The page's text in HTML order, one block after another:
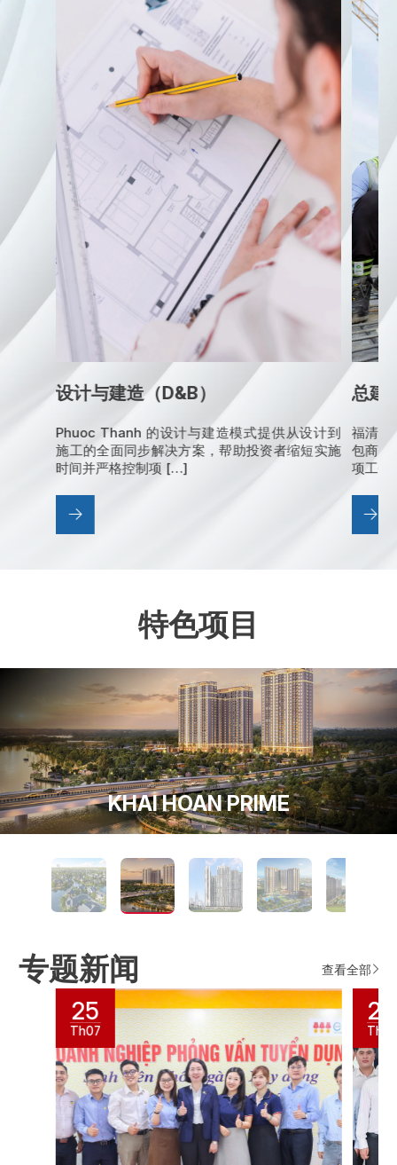
设计与建造（D&B）
Phuoc Thanh 的设计与建造模式提供从设计到
施工的全面同步解决方案，帮助投资者缩短实施
时间并严格控制项 […]
总建
福清公
包商，
项工作
特色项目
PHÂN KHU 9 – RETREAT ISLAND |
ECO RETREAT LONG AN
KHAI HOAN PRIME
HAPPY ONE MORI LÁI THIÊU
SETIA EDENIA
MASTERI TRINITY SQUARE
DESTINO CENTRO
FIATO AIRPORT CITY
KHAI HOAN IMPERIAL 项目
NAM MEKONG GRAND PLAZA
专题新闻 查看全部
25
Th07
20
Th07